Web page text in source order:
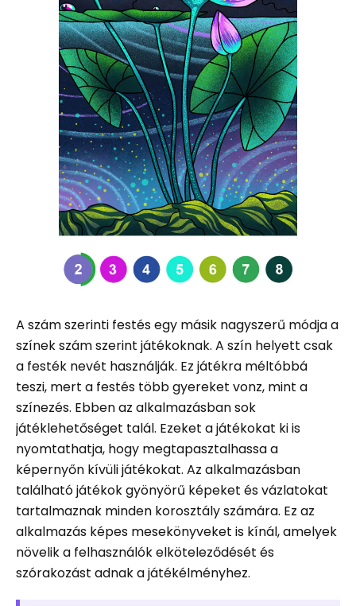
A szám szerinti festés egy másik nagyszerű módja a
színek szám szerint játékoknak. A szín helyett csak
a festék nevét használják. Ez játékra méltóbbá
teszi, mert a festés több gyereket vonz, mint a
színezés. Ebben az alkalmazásban sok
játéklehetőséget talál. Ezeket a játékokat ki is
nyomtathatja, hogy megtapasztalhassa a
képernyőn kívüli játékokat. Az alkalmazásban
található játékok gyönyörű képeket és vázlatokat
tartalmaznak minden korosztály számára. Ez az
alkalmazás képes mesekönyveket is kínál, amelyek
növelik a felhasználók elköteleződését és
szórakozást adnak a játékélményhez.